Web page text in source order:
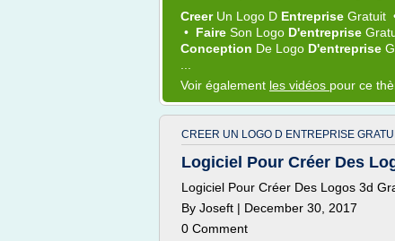
Creer Un Logo D Entreprise Gratuit
• Faire Son Logo D'entreprise
Conception De Logo D'entreprise
Voir également les vidéos pour ce
CREER UN LOGO D ENTREPRISE
Logiciel Pour Créer Des
Logiciel Pour Créer Des Logos 3d
By Joseft | December 30, 2017
0 Comment